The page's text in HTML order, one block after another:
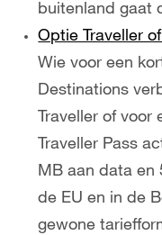
buitenland gaat
Optie Traveller
Wie voor een
Destinations
Traveller of
Traveller Pass
MB aan data en
de EU en in de
gewone